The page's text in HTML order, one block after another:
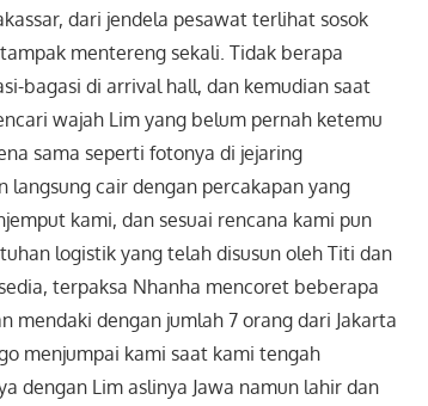
dari jendela pesawat terlihat sosok
mentereng sekali. Tidak berapa
bagasi di arrival hall, dan kemudian saat
wajah Lim yang belum pernah ketemu
sama seperti fotonya di jejaring
langsung cair dengan percakapan yang
kami, dan sesuai rencana kami pun
logistik yang telah disusun oleh Titi dan
terpaksa Nhanha mencoret beberapa
mendaki dengan jumlah 7 orang dari Jakarta
menjumpai kami saat kami tengah
dengan Lim aslinya Jawa namun lahir dan